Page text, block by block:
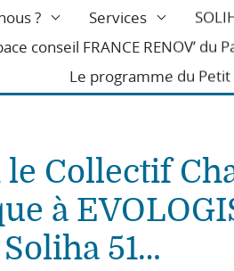
? Services
conseil FRANCE RENOV’ du
Le programme du Petit
le Collectif
à
51…